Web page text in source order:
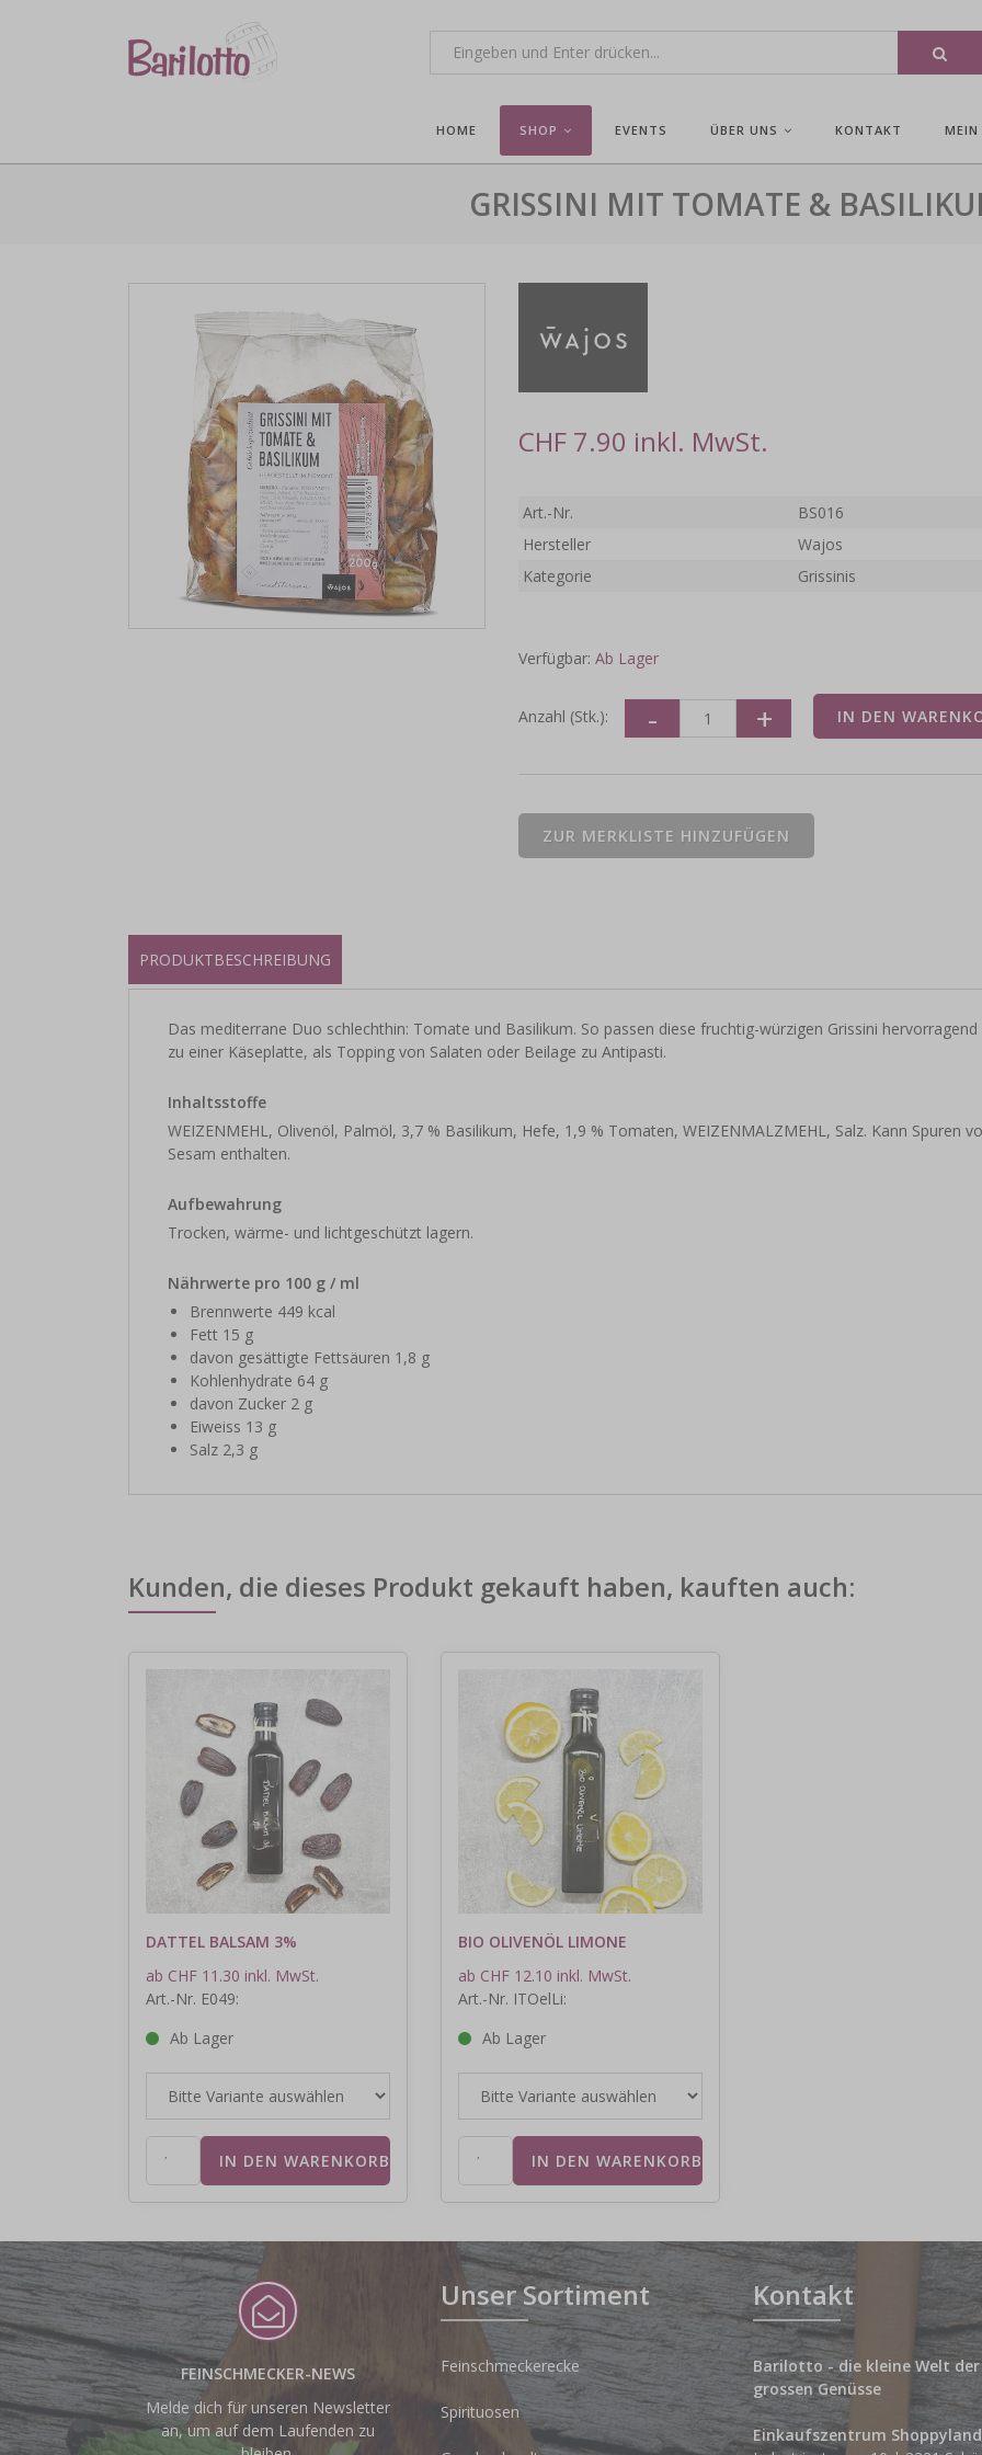
HOME SHOP EVENTS ÜBER UNS KONTAKT
GRISSINI MIT TOMATE &
CHF 7.90 inkl. MwSt.
Art.-Nr.
BS016
Hersteller
Wajos
Kategorie
Grissinis
Verfügbar:Ab Lager
Anzahl (Stk.):
PRODUKTBESCHREIBUNG
Das mediterrane Duo schlechthin: Tomate und Basilikum. So passen diese fruchtig-würzigen Grissini hervorragend
zu einer Käseplatte, als Topping von Salaten oder Beilage zu Antipasti.
Inhaltsstoffe
WEIZENMEHL, Olivenöl, Palmöl, 3,7 % Basilikum, Hefe, 1,9 % Tomaten, WEIZENMALZMEHL, Salz. Kann Spuren
Sesam enthalten.
Aufbewahrung
Trocken, wärme- und lichtgeschützt lagern.
Nährwerte pro 100 g / ml
Brennwerte 449 kcal
Fett 15 g
davon gesättigte Fettsäuren 1,8 g
Kohlenhydrate 64 g
davon Zucker 2 g
Eiweiss 13 g
Salz 2,3 g
Kunden, die dieses Produkt gekauft haben, kauften auch:
DATTEL BALSAM 3%
ab CHF 11.30 inkl. MwSt.
Art.-Nr. E049:
Ab Lager
BIO OLIVENÖL LIMONE
ab CHF 12.10 inkl. MwSt.
Art.-Nr. ITOelLi:
Ab Lager
FEINSCHMECKER-NEWS
Melde dich für unseren Newsletter
an, um auf dem Laufenden zu
Unser Sortiment
Feinschmeckerecke
Spirituosen
Kontakt
Barilotto - die kleine Welt der
grossen Genüsse
Einkaufszentrum Shoppyland